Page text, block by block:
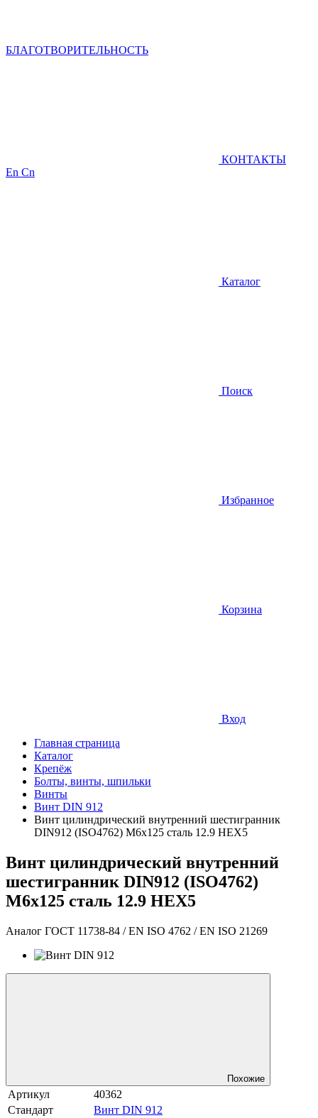
БЛАГОТВОРИТЕЛЬНОСТЬ
КОНТАКТЫ
En Cn
Каталог
Поиск
Избранное
Корзина
Вход
Главная страница
Каталог
Крепёж
Болты, винты, шпильки
Винты
Винт DIN 912
Винт цилиндрический внутренний шестигранник
DIN912 (ISO4762) М6х125 сталь 12.9 HEX5
Винт цилиндрический внутренний
шестигранник DIN912 (ISO4762)
М6х125 сталь 12.9 HEX5
Аналог ГОСТ 11738-84 / EN ISO 4762 / EN ISO 21269
Похожие
Артикул
40362
Стандарт
Винт DIN 912